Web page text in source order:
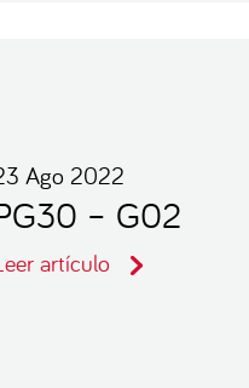
Ago 2022
– G02
artículo